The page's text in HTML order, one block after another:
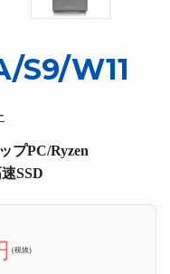
S9/W11
プPC/Ryzen
SSD
(税抜)